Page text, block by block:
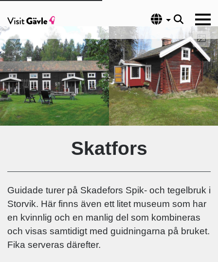
Språk
Skatfors
Guidade turer på Skadefors Spik- och tegelbruk i
Storvik. Här finns även ett litet museum som har
en kvinnlig och en manlig del som kombineras
och visas samtidigt med guidningarna på bruket.
Fika serveras därefter.